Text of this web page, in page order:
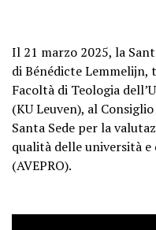
Il 21 marzo 2025, la
di Bénédicte Lemmelijn,
Facoltà di Teologia
(KU Leuven), al
Santa Sede per la
qualità delle università
(AVEPRO).